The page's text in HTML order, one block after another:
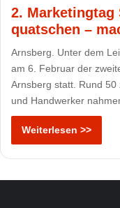
2. Marketingtag
quatschen –
Arnsberg. Unter dem
am 6. Februar der
Arnsberg statt. Rund
und Handwerker
Weiterlesen >>